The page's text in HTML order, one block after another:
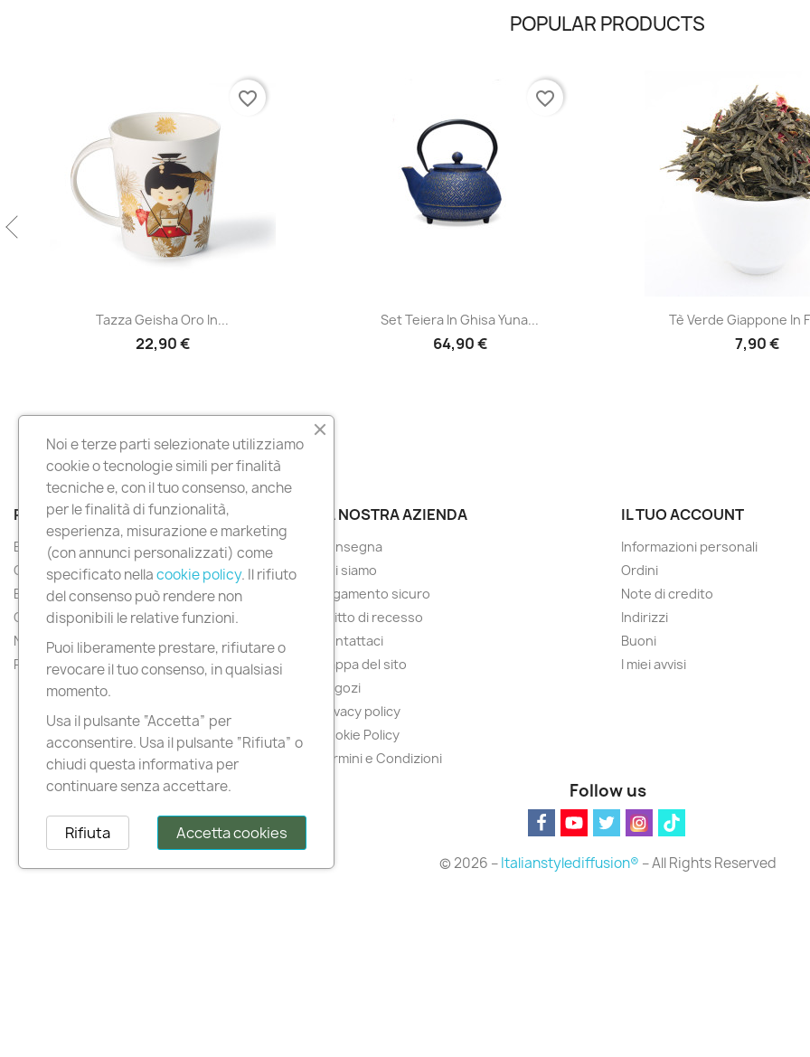
POPULAR PRODUCTS
Anteprima
Tazza Geisha Oro In...
22,90 €
favorite_border
Anteprima
Set Teiera In Ghisa Yuna...
64,90 €
favorite_border
Anteprima
Tè Verde Giappone In
7,90 €
PRODOTTI
Bomboniere
Collabora con noi
Eventi
Offerte
Nuovi prodotti
Più venduti
LA NOSTRA AZIENDA
Consegna
Chi siamo
Pagamento sicuro
Diritto di recesso
Contattaci
Mappa del sito
Negozi
Privacy policy
Cookie Policy
Termini e Condizioni
IL TUO ACCOUNT
Informazioni personali
Ordini
Note di credito
Indirizzi
Buoni
I miei avvisi
Follow us
© 2026 –Italianstylediffusion® – All Rights Reserved
Noi e terze parti selezionate utilizziamo
cookie o tecnologie simili per finalità
tecniche e, con il tuo consenso, anche
per le finalità di funzionalità,
esperienza, misurazione e marketing
(con annunci personalizzati) come
specificato nellacookie policy. Il rifiuto
del consenso può rendere non
disponibili le relative funzioni.
Puoi liberamente prestare, rifiutare o
revocare il tuo consenso, in qualsiasi
momento.
Usa il pulsante “Accetta” per
acconsentire. Usa il pulsante “Rifiuta” o
chiudi questa informativa per
continuare senza accettare.
Accetta cookies
Rifiuta